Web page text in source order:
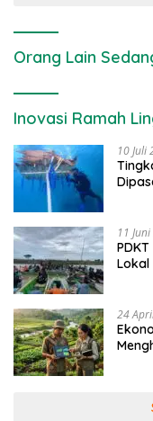
Orang Lain
Inovasi Ramah
10 Juli
11
Lokal
24